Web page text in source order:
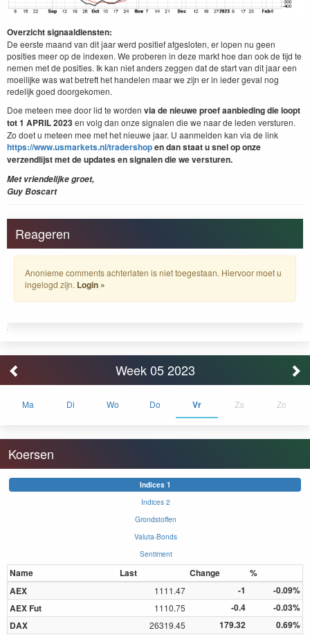
Overzicht signaaldiensten:
De eerste maand van dit jaar werd positief afgesloten, er lopen nu geen
posities meer op de indexen. We proberen in deze markt hoe dan ook de tijd te
nemen met de posities. Ik kan niet anders zeggen dat de start van dit jaar een
moeilijke was wat betreft het handelen maar we zijn er in ieder geval nog
redelijk goed doorgekomen.
Doe meteen mee door lid te worden via de nieuwe proef aanbieding die loopt
tot 1 APRIL 2023en volg dan onze signalen die we naar de leden versturen.
Zo doet u meteen mee met het nieuwe jaar. U aanmelden kan via de link
https://www.usmarkets.nl/tradershopen dan staat u snel op onze
verzendlijst met de updates en signalen die we versturen.
Met vriendelijke groet,
Guy Boscart
Reageren
Anonieme comments achterlaten is niet toegestaan. Hiervoor moet u
ingelogd zijn. Login »
Week 05 2023
Ma Di Wo Do Vr Za Zo
Koersen
Indices 1
Indices 2
Grondstoffen
Valuta-Bonds
Sentiment
Name Last Change
%
AEX
1111.47 -1
-0.09%
AEX Fut
1110.75 -0.4
-0.03%
DAX
26319.45 179.32
0.69%